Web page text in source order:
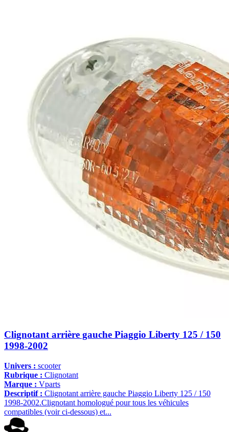
Clignotant arrière gauche Piaggio Liberty 125 / 150
1998-2002
Univers : scooter
Rubrique : Clignotant
Marque : Vparts
Descriptif : Clignotant arrière gauche Piaggio Liberty 125 / 150
1998-2002.Clignotant homologué pour tous les véhicules
compatibles (voir ci-dessous) et...